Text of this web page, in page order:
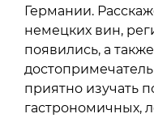
Германии.
немецких вин,
появились, а
приятно изучать
гастрономичных,